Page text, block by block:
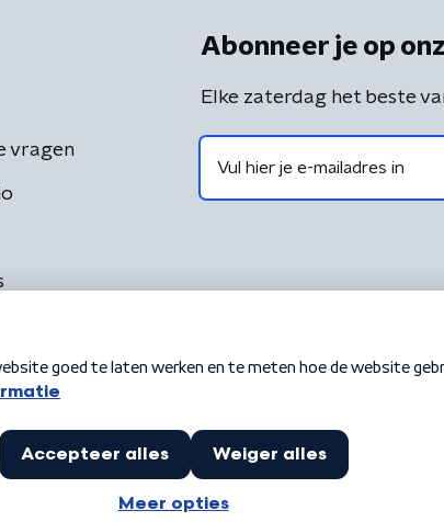
vragen
Abonneer je op
Elke zaterdag het beste